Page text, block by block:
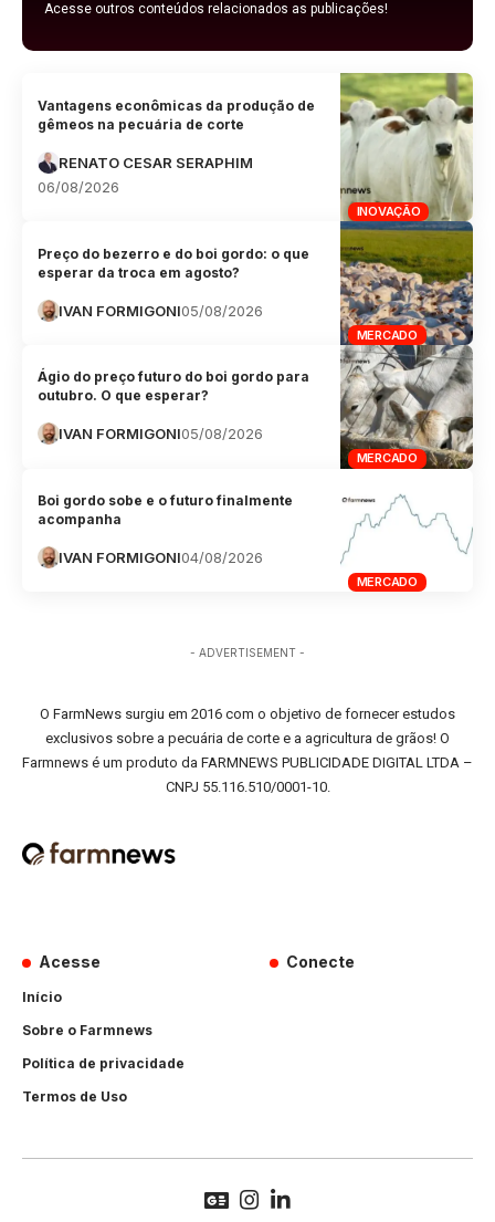
Acesse outros conteúdos relacionados as publicações!
INOVAÇÃO
Vantagens econômicas da produção de
gêmeos na pecuária de corte
RENATO CESAR SERAPHIM
06/08/2026
MERCADO
Preço do bezerro e do boi gordo: o que
esperar da troca em agosto?
IVAN FORMIGONI05/08/2026
MERCADO
Ágio do preço futuro do boi gordo para
outubro. O que esperar?
IVAN FORMIGONI05/08/2026
MERCADO
Boi gordo sobe e o futuro finalmente
acompanha
IVAN FORMIGONI04/08/2026
- ADVERTISEMENT -
O FarmNews surgiu em 2016 com o objetivo de fornecer estudos
exclusivos sobre a pecuária de corte e a agricultura de grãos! O
Farmnews é um produto da FARMNEWS PUBLICIDADE DIGITAL LTDA –
CNPJ 55.116.510/0001-10.
Acesse
Início
Sobre o Farmnews
Política de privacidade
Termos de Uso
Conecte